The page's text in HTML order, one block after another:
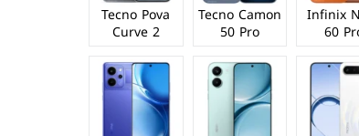
Infinix
60
Tecno Camon
50 Pro
Tecno Pova
Curve 2